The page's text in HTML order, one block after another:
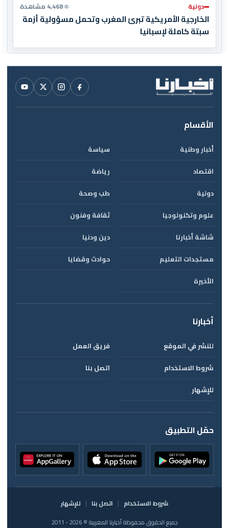
دولية 4,468 مشاهدة
الخارجية الأمريكية تبرئ المغرب وتحمل مسؤولية أزمة
سبتة كاملة لإسبانيا
الأقسام
أخبار وطنية
سياسة
اقتصاد
رياضة
دولية
طب وصحة
علوم وتكنولوجيا
ثقافة وفنون
شاشة أخبارنا
دين ودنيا
مستجدات التعليم
حوادث وقضايا
الأخيرة
أخبارنا
للنشر في الموقع
فريق العمل
شروط الاستخدام
اتصل بنا
للإشهار
حمّل التطبيق
شروط الاستخدام اتصل بنا
للإشهار
جميع الحقوق محفوظة أخبارنا المغربية © 2026 - 2011